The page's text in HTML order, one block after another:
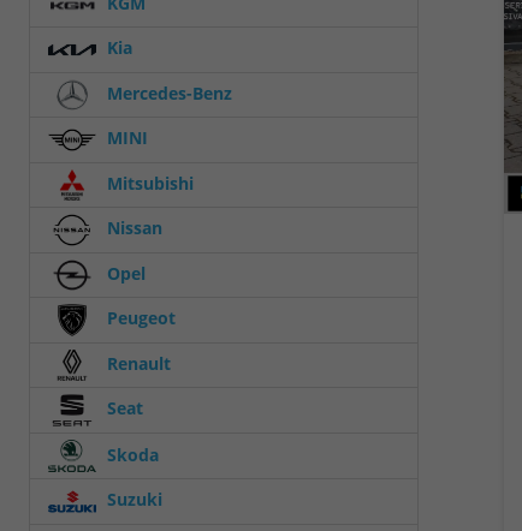
Kia
Mercedes-Benz
MINI
Mitsubishi
Nissan
Opel
Peugeot
Renault
Seat
Skoda
Suzuki